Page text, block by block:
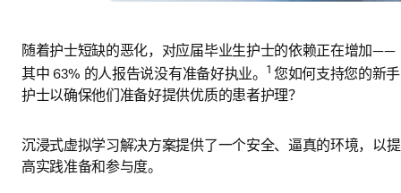
随着护士短缺的恶化，对应届毕业生护士的依赖正在增加——
其中 63% 的人报告说没有准备好执业。 1 您如何支持您的新手
护士以确保他们准备好提供优质的患者护理？
沉浸式虚拟学习解决方案提供了一个安全、逼真的环境，以提
高实践准备和参与度。